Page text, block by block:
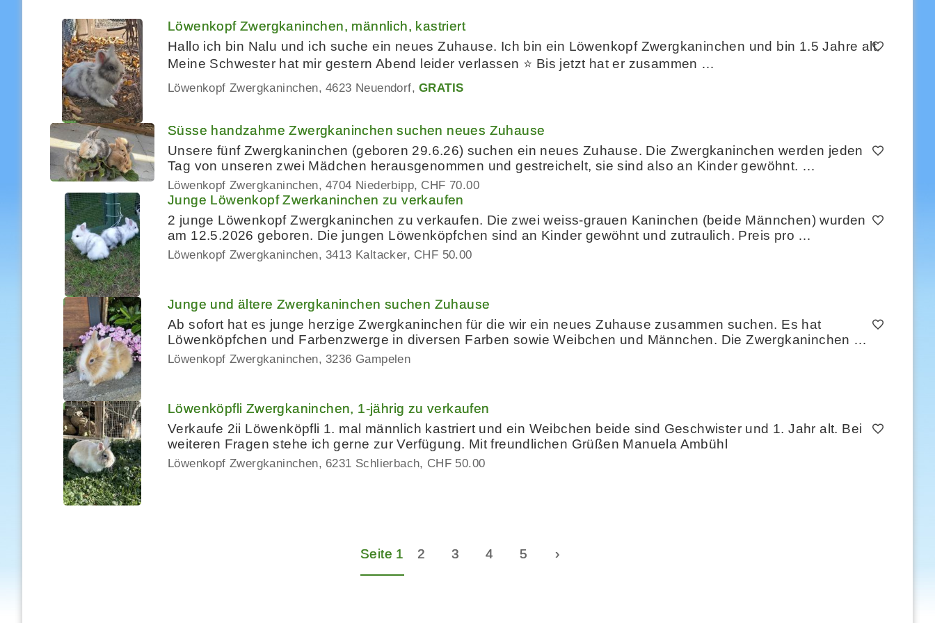
Löwenkopf Zwergkaninchen, männlich, kastriert
Hallo ich bin Nalu und ich suche ein neues Zuhause. Ich bin ein Löwenkopf Zwergkaninchen und bin 1.5 Jahre alt.
Meine Schwester hat mir gestern Abend leider verlassen ⭐️ Bis jetzt hat er zusammen …
Löwenkopf Zwergkaninchen 4623 Neuendorf GRATIS
Süsse handzahme Zwergkaninchen suchen neues Zuhause
Unsere fünf Zwergkaninchen (geboren 29.6.26) suchen ein neues Zuhause. Die Zwergkaninchen werden jeden
Tag von unseren zwei Mädchen herausgenommen und gestreichelt, sie sind also an Kinder gewöhnt. …
Löwenkopf Zwergkaninchen 4704 Niederbipp CHF 70.00
Junge Löwenkopf Zwerkaninchen zu verkaufen
2 junge Löwenkopf Zwergkaninchen zu verkaufen. Die zwei weiss-grauen Kaninchen (beide Männchen) wurden
am 12.5.2026 geboren. Die jungen Löwenköpfchen sind an Kinder gewöhnt und zutraulich. Preis pro …
Löwenkopf Zwergkaninchen 3413 Kaltacker CHF 50.00
Junge und ältere Zwergkaninchen suchen Zuhause
Ab sofort hat es junge herzige Zwergkaninchen für die wir ein neues Zuhause zusammen suchen. Es hat
Löwenköpfchen und Farbenzwerge in diversen Farben sowie Weibchen und Männchen. Die Zwergkaninchen …
Löwenkopf Zwergkaninchen 3236 Gampelen
Löwenköpfli Zwergkaninchen, 1-jährig zu verkaufen
Verkaufe 2ii Löwenköpfli 1. mal männlich kastriert und ein Weibchen beide sind Geschwister und 1. Jahr alt. Bei
weiteren Fragen stehe ich gerne zur Verfügung. Mit freundlichen Grüßen Manuela Ambühl
Löwenkopf Zwergkaninchen 6231 Schlierbach CHF 50.00
Seite 1 2 3 4 5 ›